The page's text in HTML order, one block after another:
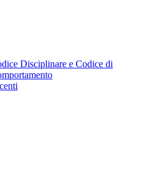
Disciplinare e Codice di